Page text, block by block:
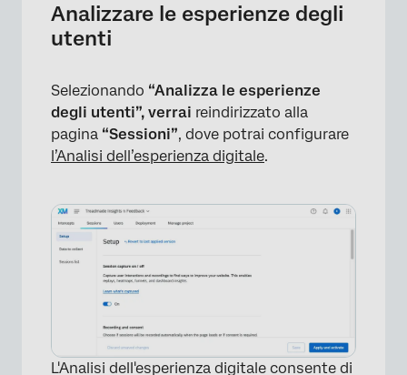
×
Analizzare le esperienze degli
utenti
Selezionando “Analizza le esperienze
degli utenti”, verrai reindirizzato alla
pagina “Sessioni”, dove potrai configurare
l’Analisi dell’esperienza digitale.
L'Analisi dell'esperienza digitale consente di